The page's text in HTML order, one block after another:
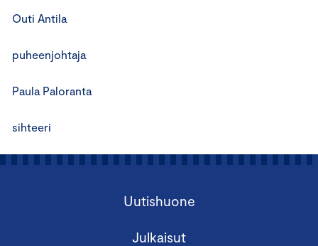
Outi Antila
puheenjohtaja
Paula Paloranta
sihteeri
Uutishuone
Julkaisut